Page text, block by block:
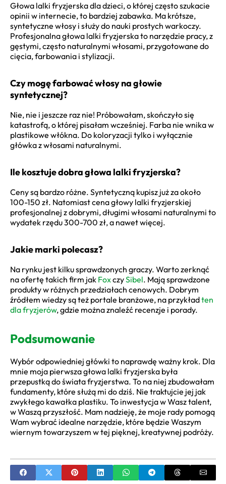
Głowa lalki fryzjerska dla dzieci, o której często szukacie
opinii w internecie, to bardziej zabawka. Ma krótsze,
syntetyczne włosy i służy do nauki prostych warkoczy.
Profesjonalna głowa lalki fryzjerska to narzędzie pracy, z
gęstymi, często naturalnymi włosami, przygotowane do
cięcia, farbowania i stylizacji.
Czy mogę farbować włosy na głowie
syntetycznej?
Nie, nie i jeszcze raz nie! Próbowałam, skończyło się
katastrofą, o której pisałam wcześniej. Farba nie wnika w
plastikowe włókna. Do koloryzacji tylko i wyłącznie
główka z włosami naturalnymi.
Ile kosztuje dobra głowa lalki fryzjerska?
Ceny są bardzo różne. Syntetyczną kupisz już za około
100-150 zł. Natomiast cena głowy lalki fryzjerskiej
profesjonalnej z dobrymi, długimi włosami naturalnymi to
wydatek rzędu 300-700 zł, a nawet więcej.
Jakie marki polecasz?
Na rynku jest kilku sprawdzonych graczy. Warto zerknąć
na ofertę takich firm jak FoxczySibel. Mają sprawdzone
produkty w różnych przedziałach cenowych. Dobrym
źródłem wiedzy są też portale branżowe, na przykładten
dla fryzjerów, gdzie można znaleźć recenzje i porady.
Podsumowanie
Wybór odpowiedniej główki to naprawdę ważny krok. Dla
mnie moja pierwsza głowa lalki fryzjerska była
przepustką do świata fryzjerstwa. To na niej zbudowałam
fundamenty, które służą mi do dziś. Nie traktujcie jej jak
zwykłego kawałka plastiku. To inwestycja w Wasz talent,
w Waszą przyszłość. Mam nadzieję, że moje rady pomogą
Wam wybrać idealne narzędzie, które będzie Waszym
wiernym towarzyszem w tej pięknej, kreatywnej podróży.